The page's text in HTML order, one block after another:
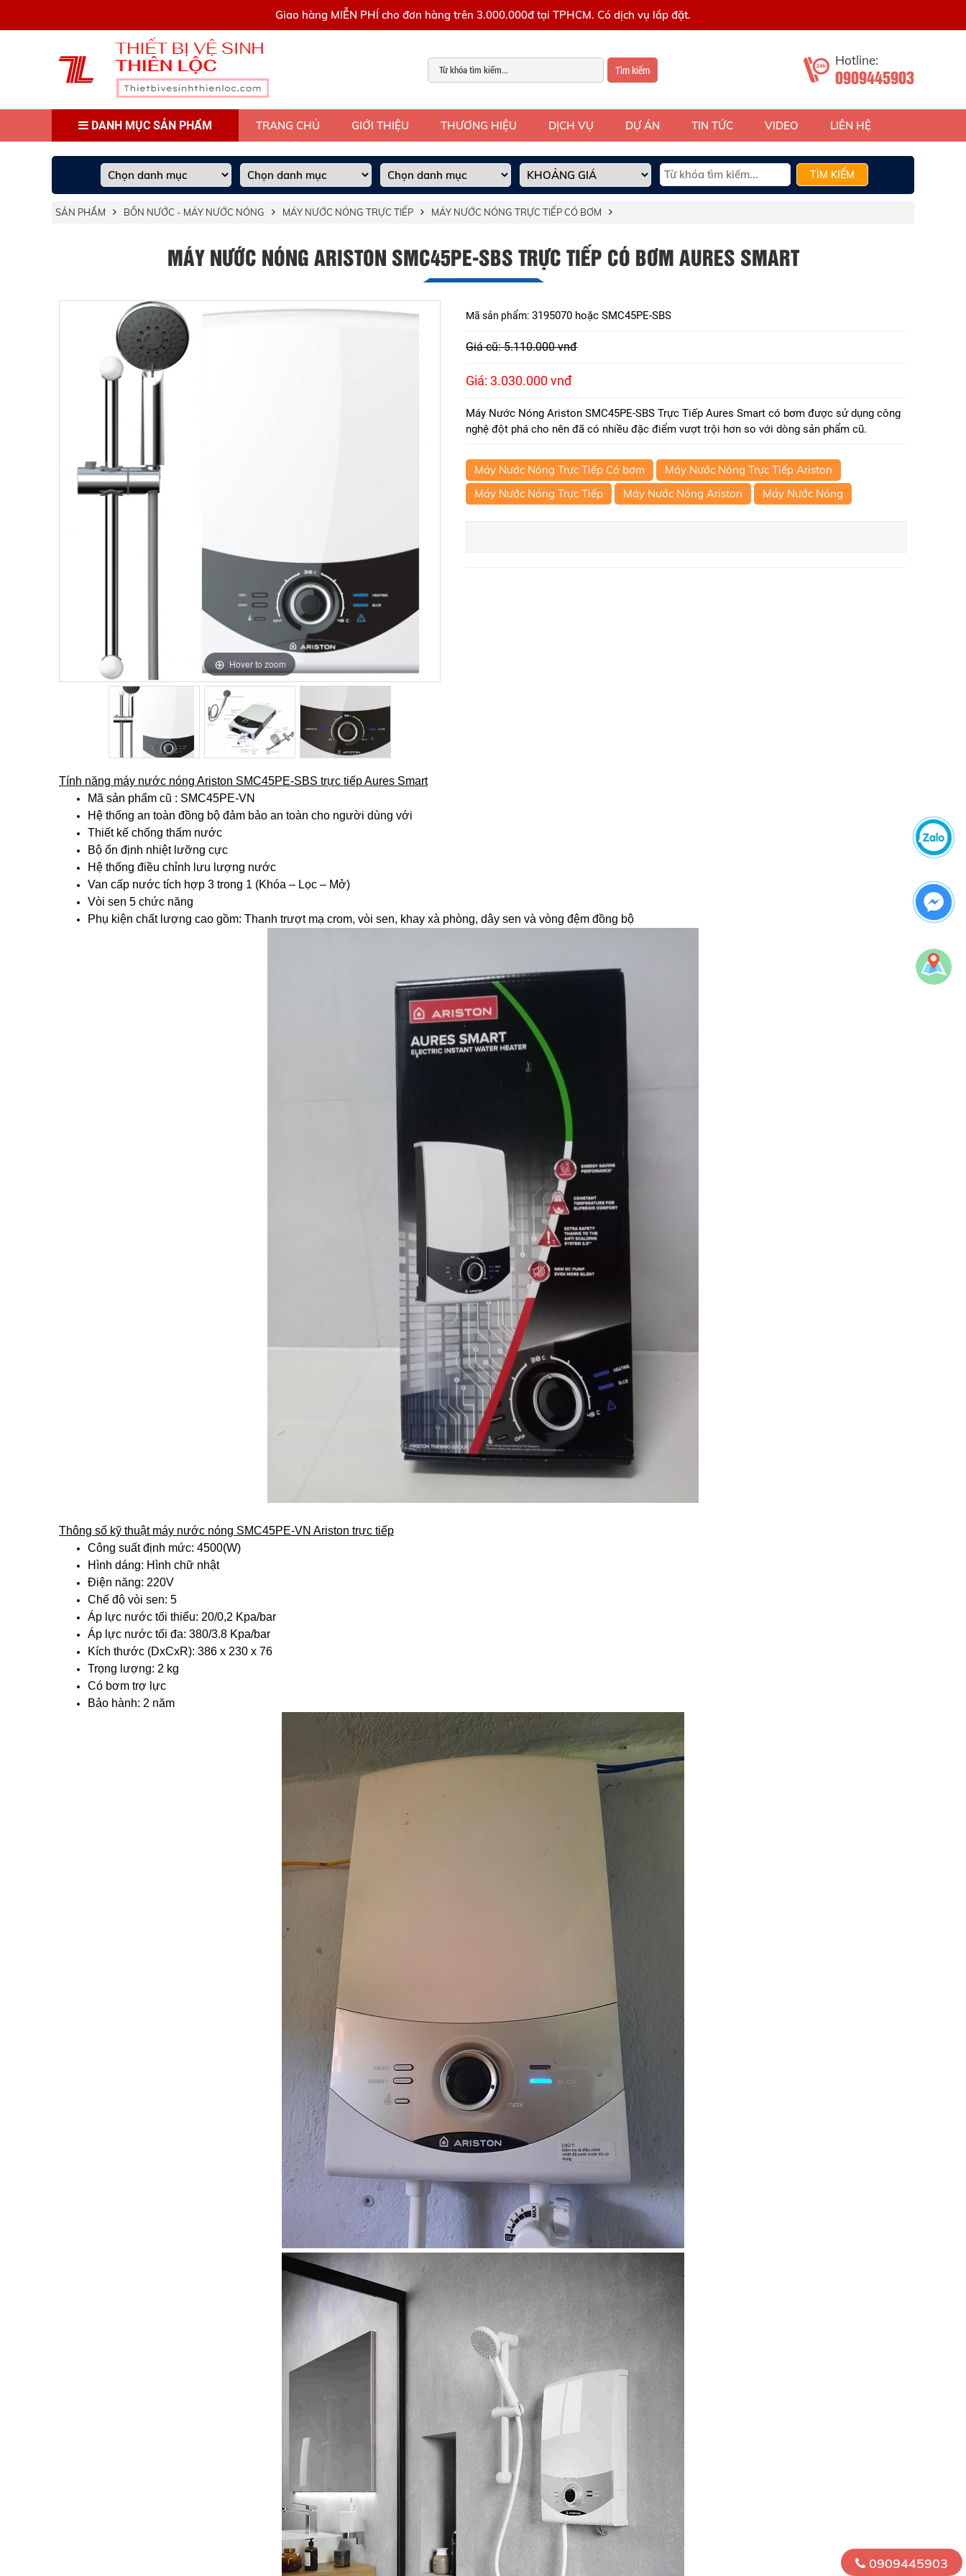
Giao hàng MIỄN PHÍ cho đơn hàng trên 3.000.000đ tại TPHCM. Có dịch vụ lắp đặt.
Tìm kiếm
Hotline:
0909445903
DANH MỤC SẢN PHẨM TRANG CHỦ GIỚI THIỆU THƯƠNG HIỆU DỊCH VỤ DỰ ÁN TIN TỨC VIDEO LIÊN HỆ
TÌM KIẾM
SẢN PHẨM BỒN NƯỚC - MÁY NƯỚC NÓNG MÁY NƯỚC NÓNG TRỰC TIẾP MÁY NƯỚC NÓNG TRỰC TIẾP CÓ BƠM
MÁY NƯỚC NÓNG ARISTON SMC45PE-SBS TRỰC TIẾP CÓ BƠM AURES SMART
Hover to zoom
Hover to zoom
Hover to zoom
Mã sản phẩm: 3195070 hoặc SMC45PE-SBS
Giá cũ: 5.110.000 vnđ
Giá: 3.030.000 vnđ
Máy Nước Nóng Ariston SMC45PE-SBS Trực Tiếp Aures Smart có bơm được sử dụng công
nghệ đột phá cho nên đã có nhiều đặc điểm vượt trội hơn so với dòng sản phẩm cũ.
Máy Nước Nóng Trực Tiếp Có bơm
Máy Nước Nóng Trực Tiếp Ariston
Máy Nước Nóng Trực Tiếp
Máy Nước Nóng Ariston Máy Nước Nóng
Tính năng máy nước nóng Ariston SMC45PE-SBS trực tiếp Aures Smart
Mã sản phẩm cũ : SMC45PE-VN
Hệ thống an toàn đồng bộ đảm bảo an toàn cho người dùng với
Thiết kế chống thấm nước
Bộ ổn định nhiệt lưỡng cực
Hệ thống điều chỉnh lưu lượng nước
Van cấp nước tích hợp 3 trong 1 (Khóa – Lọc – Mở)
Vòi sen 5 chức năng
Phụ kiện chất lượng cao gồm: Thanh trượt mạ crom, vòi sen, khay xà phòng, dây sen và vòng đệm đồng bộ
Thông số kỹ thuật máy nước nóng SMC45PE-VN Ariston trực tiếp
Công suất định mức: 4500(W)
Hình dáng: Hình chữ nhật
Điện năng: 220V
Chế độ vòi sen: 5
Áp lực nước tối thiểu: 20/0,2 Kpa/bar
Áp lực nước tối đa: 380/3.8 Kpa/bar
Kích thước (DxCxR): 386 x 230 x 76
Trọng lượng: 2 kg
Có bơm trợ lực
Bảo hành: 2 năm
0909445903